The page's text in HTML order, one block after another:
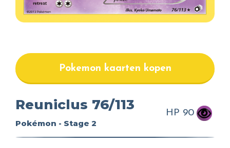
Pokemon kaarten kopen
Reuniclus 76/113
Pokémon - Stage 2
HP 90